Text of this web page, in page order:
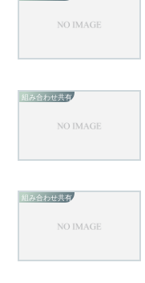
組み合わせ共有
組み合わせ共有